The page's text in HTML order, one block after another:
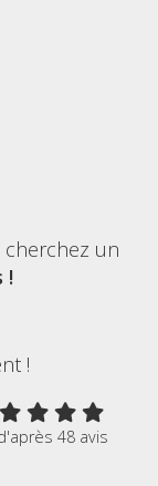
cherchez un
!
!
48 avis